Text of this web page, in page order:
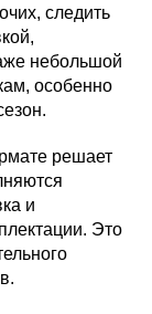
следить
небольшой
особенно
решает
и
Это